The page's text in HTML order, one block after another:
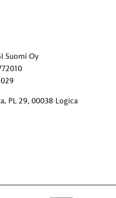
Suomi Oy
PL 29, 00038 Logica